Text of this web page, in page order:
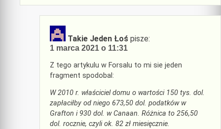
Takie Jeden Łoś pisze:
1 marca 2021 o 11:31
Z tego artykulu w Forsalu to mi sie jeden
fragment spodobal:
W 2010 r. właściciel domu o wartości 150 tys. dol.
zapłaciłby od niego 673,50 dol. podatków w
Grafton i 930 dol. w Canaan. Różnica to 256,50
dol. rocznie, czyli ok. 82 zł miesięcznie.